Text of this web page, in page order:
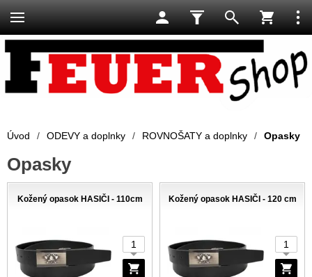
Úvod / ODEVY a doplnky / ROVNOŠATY a doplnky / Opasky
Opasky
Kožený opasok HASIČI - 110cm Kožený opasok HASIČI - 120 cm